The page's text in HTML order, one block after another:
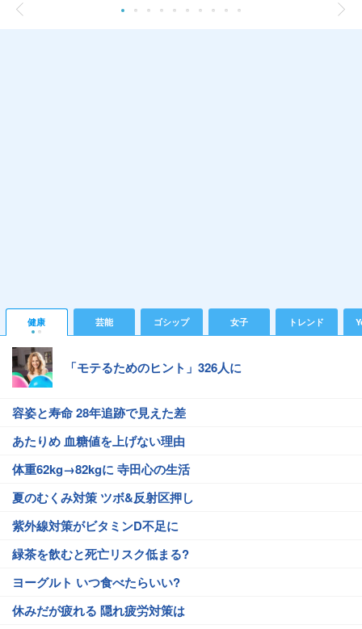
健康 芸能 ゴシップ 女子 トレンド
「モテるためのヒント」326人に
容姿と寿命 28年追跡で見えた差
あたりめ 血糖値を上げない理由
体重62kg→82kgに 寺田心の生活
夏のむくみ対策 ツボ&反射区押し
紫外線対策がビタミンD不足に
緑茶を飲むと死亡リスク低まる?
ヨーグルト いつ食べたらいい?
休みだが疲れる 隠れ疲労対策は